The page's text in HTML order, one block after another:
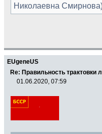
Николаевна
EUgeneUS
Re: Правильность трактовки
01.06.2020, 07:59